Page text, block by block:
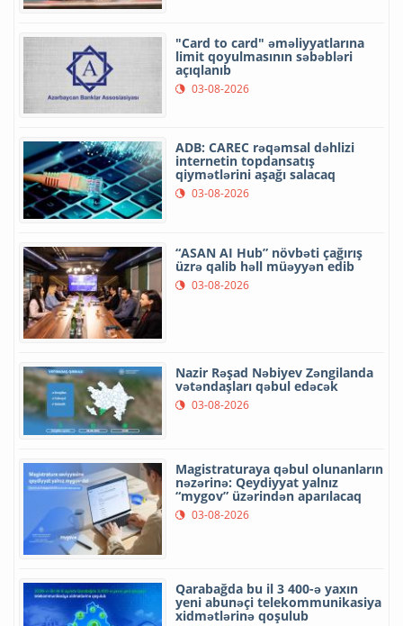
"Card to card" əməliyyatlarına
limit qoyulmasının səbəbləri
açıqlanıb
03-08-2026
ADB: CAREC rəqəmsal dəhlizi
internetin topdansatış
qiymətlərini aşağı salacaq
03-08-2026
“ASAN AI Hub” növbəti çağırış
üzrə qalib həll müəyyən edib
03-08-2026
Nazir Rəşad Nəbiyev Zəngilanda
vətəndaşları qəbul edəcək
03-08-2026
Magistraturaya qəbul olunanların
nəzərinə: Qeydiyyat yalnız
“mygov” üzərindən aparılacaq
03-08-2026
Qarabağda bu il 3 400-ə yaxın
yeni abunəçi telekommunikasiya
xidmətlərinə qoşulub